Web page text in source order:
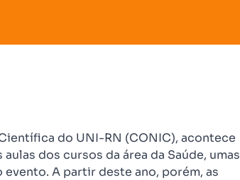
do UNI-RN (CONIC), acontece
dos cursos da área da Saúde, umas
A partir deste ano, porém, as